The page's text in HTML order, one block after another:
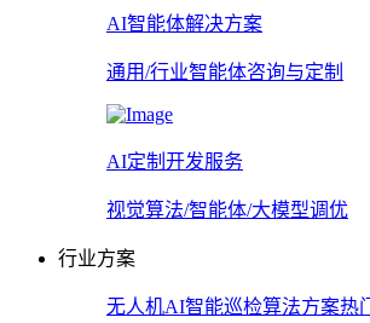
AI智能体解决方案
通用/行业智能体咨询与定制
AI定制开发服务
视觉算法/智能体/大模型调优
行业方案
无人机AI智能巡检算法方案热门